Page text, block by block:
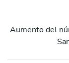
Aumento del